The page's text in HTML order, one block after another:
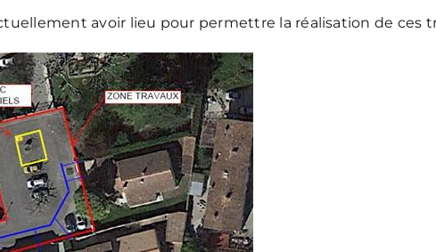
avoir lieu pour permettre la réalisation de ces